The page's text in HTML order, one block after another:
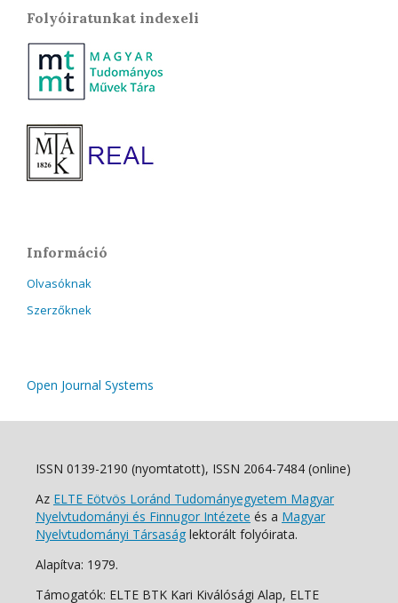
Folyóiratunkat indexeli
Információ
Olvasóknak
Szerzőknek
Open Journal Systems
ISSN 0139-2190 (nyomtatott), ISSN 2064-7484 (online)
Az ELTE Eötvös Loránd Tudományegyetem Magyar
Nyelvtudományi és Finnugor Intézete és a Magyar
Nyelvtudományi Társaság lektorált folyóirata.
Alapítva: 1979.
Támogatók: ELTE BTK Kari Kiválósági Alap, ELTE